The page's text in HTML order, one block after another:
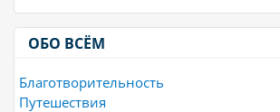
ОБО ВСЁМ
Благотворительность
Путешествия